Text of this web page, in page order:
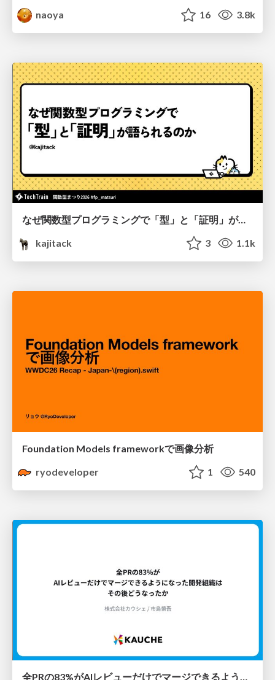
naoya
16 3.8k
なぜ関数型プログラミングで「型」と「証明」が語られるのか #fp_matsuri
kajitack
3 1.1k
Foundation Models frameworkで画像分析
ryodeveloper
1 540
全PRの83%がAIレビューだけでマージできるようになった開発組織はその後どうなったか